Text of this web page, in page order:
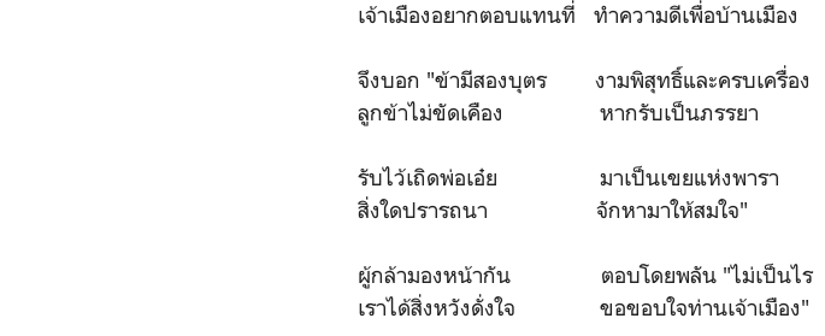
เจ้าเมืองอยากตอบแทนที่ ทำความดีเพื่อบ้านเมือง
จึงบอก "ข้ามีสองบุตร งามพิสุทธิ์และครบเครื่อง
ลูกข้าไม่ขัดเคือง หากรับเป็นภรรยา
รับไว้เถิดพ่อเอ๋ย มาเป็นเขยแห่งพารา
สิ่งใดปรารถนา จักหามาให้สมใจ"
ผู้กล้ามองหน้ากัน ตอบโดยพลัน "ไม่เป็นไร
เราได้สิ่งหวังดั่งใจ ขอขอบใจท่านเจ้าเมือง"